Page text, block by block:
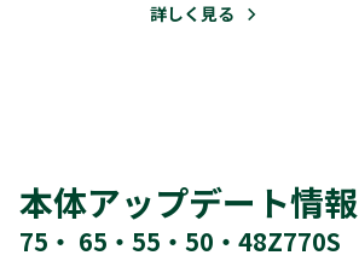
詳しく見る
本体アップデート情報
75・ 65・55・50・48Z770S